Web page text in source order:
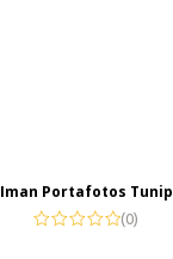
Iman Portafotos Tunip
(0)